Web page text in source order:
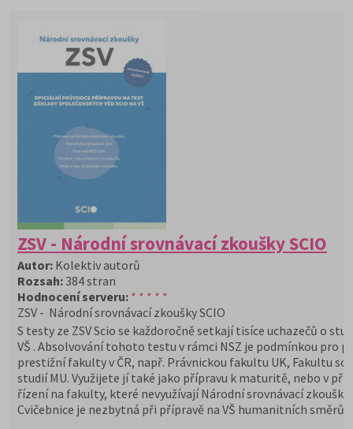
ZSV - Národní srovnávací zkoušky SCIO
Autor: Kolektiv autorů
Rozsah: 384 stran
Hodnocení serveru: * * * * *
ZSV - Národní srovnávací zkoušky SCIO
S testy ze ZSV Scio se každoročně setkají tisíce uchazečů o
VŠ . Absolvování tohoto testu v rámci NSZ je podmínkou pro
prestižní fakulty v ČR, např. Právnickou fakultu UK, Fakultu
studií MU. Využijete jí také jako přípravu k maturitě, nebo v
řízení na fakulty, které nevyužívají Národní srovnávací zkoušky
Cvičebnice je nezbytná při přípravě na VŠ humanitních směrů.